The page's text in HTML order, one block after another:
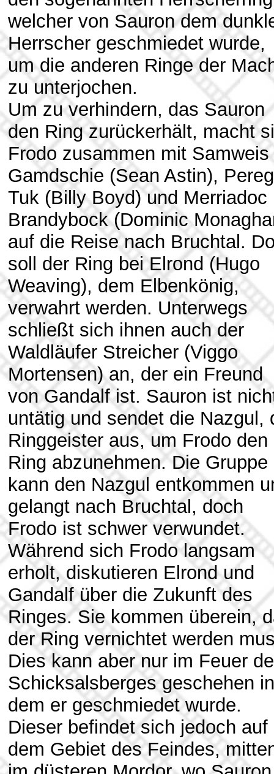
welcher von Sauron dem
Herrscher geschmiedet wurde,
um die anderen Ringe der
zu unterjochen.
Um zu verhindern, das Sauron
den Ring zurückerhält, macht
Frodo zusammen mit Samweis
Gamdschie (Sean Astin),
Tuk (Billy Boyd) und Merriadoc
Brandybock (Dominic
auf die Reise nach Bruchtal.
soll der Ring bei Elrond (Hugo
Weaving), dem Elbenkönig,
verwahrt werden. Unterwegs
schließt sich ihnen auch der
Waldläufer Streicher (Viggo
Mortensen) an, der ein Freund
von Gandalf ist. Sauron ist
untätig und sendet die Nazgul,
Ringgeister aus, um Frodo den
Ring abzunehmen. Die Gruppe
kann den Nazgul entkommen
gelangt nach Bruchtal, doch
Frodo ist schwer verwundet.
Während sich Frodo langsam
erholt, diskutieren Elrond und
Gandalf über die Zukunft des
Ringes. Sie kommen überein,
der Ring vernichtet werden
Dies kann aber nur im Feuer
Schicksalsberges geschehen in
dem er geschmiedet wurde.
Dieser befindet sich jedoch auf
dem Gebiet des Feindes,